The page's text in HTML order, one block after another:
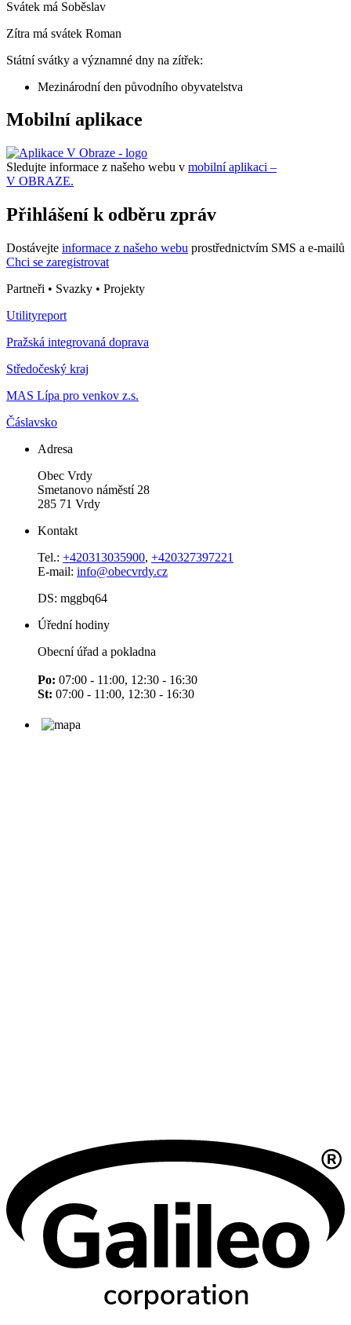
Svátek má Soběslav
Zítra má svátek Roman
Státní svátky a významné dny na zítřek:
Mezinárodní den původního obyvatelstva
Mobilní aplikace
Sledujte informace z našeho webu v mobilní aplikaci –
V OBRAZE.
Přihlášení k odběru zpráv
Dostávejte informace z našeho webu prostřednictvím SMS a e-mailů
Chci se zaregistrovat
Partneři • Svazky • Projekty
Utilityreport
Pražská integrovaná doprava
Středočeský kraj
MAS Lípa pro venkov z.s.
Čáslavsko
Adresa
Obec Vrdy
Smetanovo náměstí 28
285 71 Vrdy
Kontakt
Tel.: +420313035900, +420327397221
E-mail: info@obecvrdy.cz
DS: mggbq64
Úřední hodiny
Obecní úřad a pokladna
Po: 07:00 - 11:00, 12:30 - 16:30
St: 07:00 - 11:00, 12:30 - 16:30